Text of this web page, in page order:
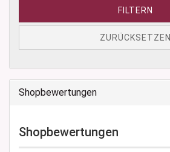
FILTERN
ZURÜCKSETZEN
Shopbewertungen
Shopbewertungen